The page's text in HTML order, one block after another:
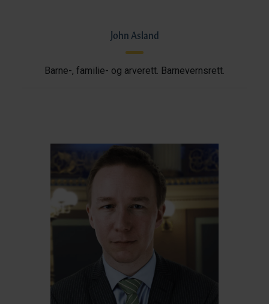
John Asland
Barne-, familie- og arverett. Barnevernsrett.